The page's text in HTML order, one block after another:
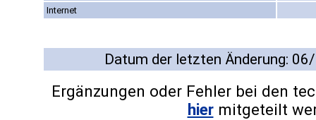
Internet
Datum der letzten Änderung:
Ergänzungen oder Fehler bei den
hiermitgeteilt